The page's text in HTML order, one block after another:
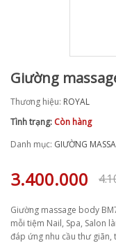
Giường
Thương hiệu: ROYAL
Tình trạng: Còn hàng
Danh mục: GIƯỜNG
3.400.000
Giường massage body
mỗi tiệm Nail, Spa, Salon
đáp ứng nhu cầu thư giãn,